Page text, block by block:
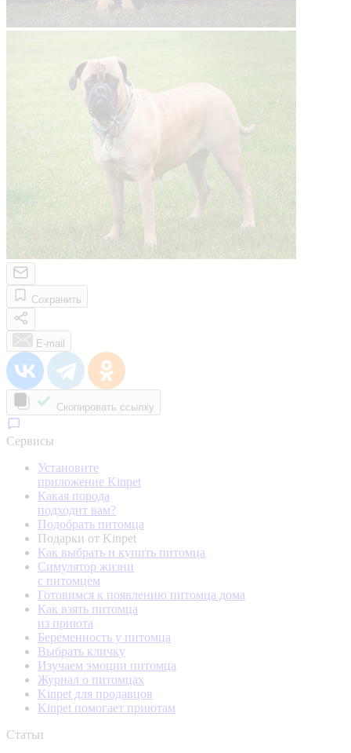
Сохранить
E-mail
Скопировать ссылку
Сервисы
Установите
приложение Kinpet
Какая порода
подходит вам?
Подобрать питомца
Подарки от Kinpet
Как выбрать и купить питомца
Симулятор жизни
с питомцем
Готовимся к появлению питомца дома
Как взять питомца
из приюта
Беременность у питомца
Выбрать кличку
Изучаем эмоции питомца
Журнал о питомцах
Kinpet для продавцов
Kinpet помогает приютам
Статьи